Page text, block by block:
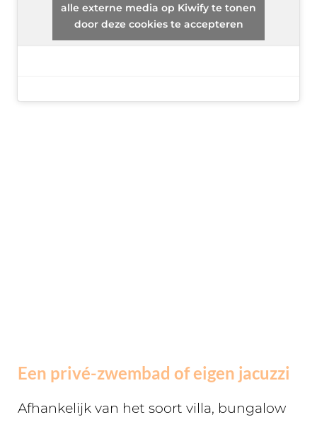
alle externe media op Kiwify te tonen
door deze cookies te accepteren
Een privé-zwembad of eigen jacuzzi
Afhankelijk van het soort villa, bungalow